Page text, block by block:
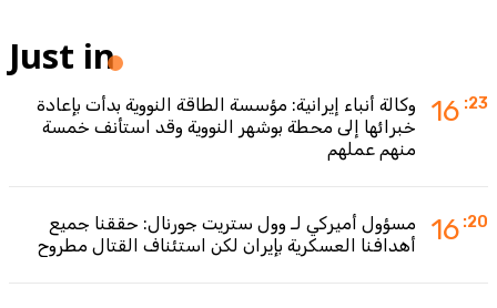
Just in
16 :23
وكالة أنباء إيرانية: مؤسسة الطاقة النووية بدأت بإعادة
خبرائها إلى محطة بوشهر النووية وقد استأنف خمسة
منهم عملهم
16 :20
مسؤول أميركي لـ وول ستريت جورنال: حققنا جميع
أهدافنا العسكرية بإيران لكن استئناف القتال مطروح